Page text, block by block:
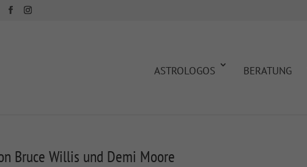
ASTROLOGOS BERATUNG
Bruce Willis und Demi Moore